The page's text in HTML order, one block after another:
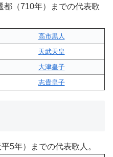
都（710年）までの代表歌
高市黒人
天武天皇
大津皇子
志貴皇子
5年）までの代表歌人。